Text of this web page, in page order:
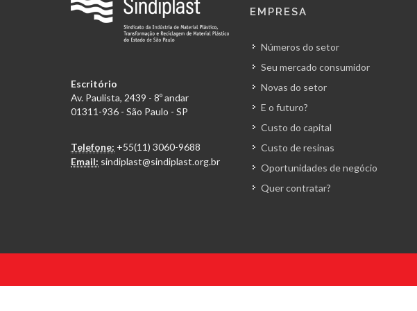
Escritório
Av. Paulista, 2439 - 8º andar
01311-936 - São Paulo - SP
Telefone: +55(11) 3060-9688
Email: sindiplast@sindiplast.org.br
EMPRESA
Números do setor
Seu mercado consumidor
Novas do setor
E o futuro?
Custo do capital
Custo de resinas
Oportunidades de negócio
Quer contratar?
© 2026 Todos os direitos reservados. Sindiplast.